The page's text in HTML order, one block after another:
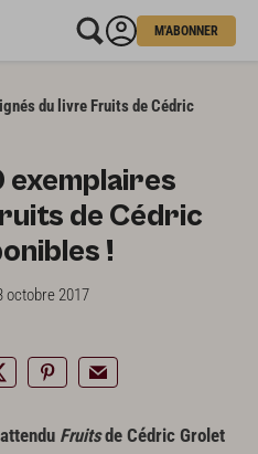
M'ABONNER
du livre Fruits de Cédric
exemplaires
de Cédric
!
octobre 2017
Fruitsde Cédric Grolet